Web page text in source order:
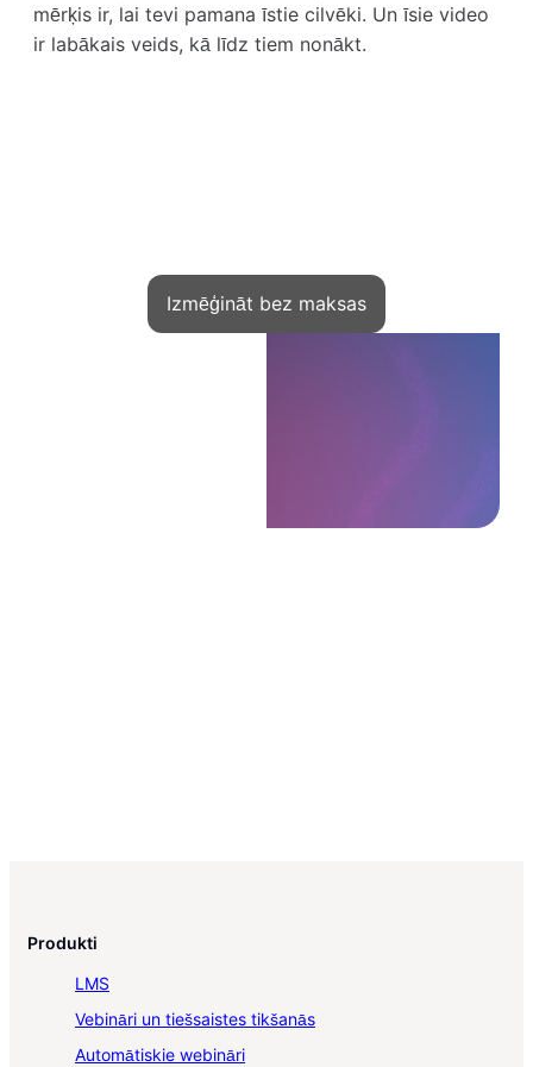
mērķis ir, lai tevi pamana īstie cilvēki. Un īsie video
ir labākais veids, kā līdz tiem nonākt.
Izmēģināt bez maksas
Produkti
LMS
Vebināri un tiešsaistes tikšanās
Automātiskie webināri